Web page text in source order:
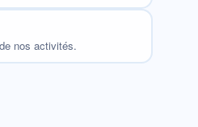
nos activités.